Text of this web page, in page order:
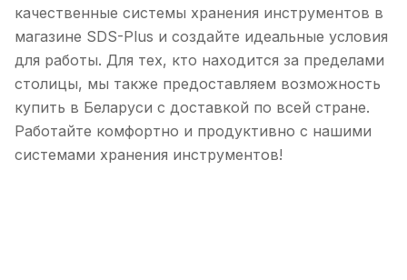
качественные системы хранения инструментов в
магазине SDS-Plus и создайте идеальные условия
для работы. Для тех, кто находится за пределами
столицы, мы также предоставляем возможность
купить в Беларуси с доставкой по всей стране.
Работайте комфортно и продуктивно с нашими
системами хранения инструментов!